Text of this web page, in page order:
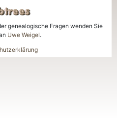
genealogische Fragen wenden Sie
Uwe Weigel.